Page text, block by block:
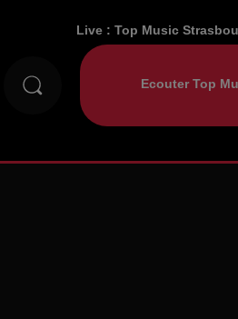
Live :Top Music